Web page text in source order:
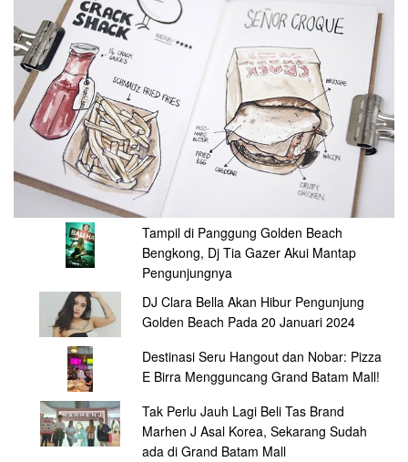
Tampil di Panggung Golden Beach
Bengkong, Dj Tia Gazer Akui Mantap
Pengunjungnya
DJ Clara Bella Akan Hibur Pengunjung
Golden Beach Pada 20 Januari 2024
Destinasi Seru Hangout dan Nobar: Pizza
E Birra Mengguncang Grand Batam Mall!
Tak Perlu Jauh Lagi Beli Tas Brand
Marhen J Asal Korea, Sekarang Sudah
ada di Grand Batam Mall